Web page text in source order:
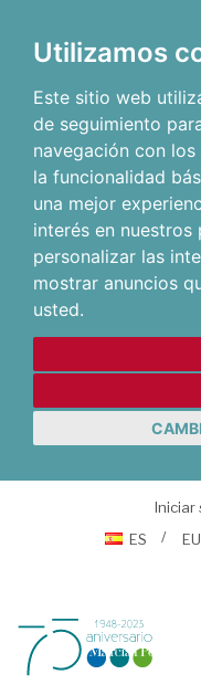
Utilizamos
Este sitio web
de seguimiento
navegación con
la funcionalidad
una mejor
interés en
personalizar las
mostrar anuncios
usted.
Iniciar
ES